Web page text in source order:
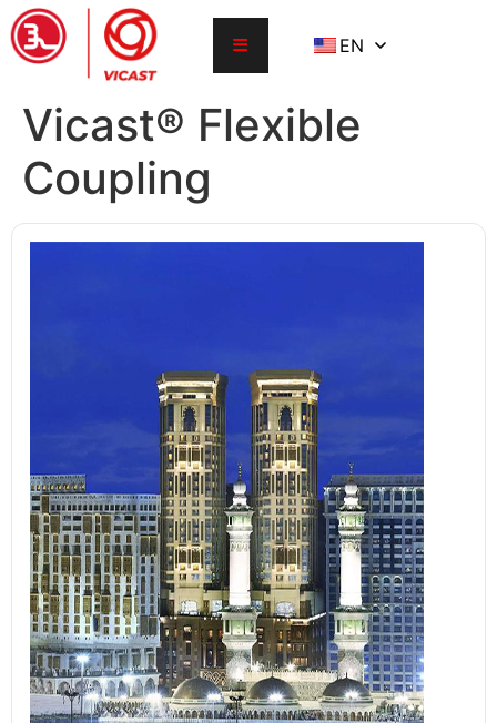
EN
Vicast® Flexible
Coupling